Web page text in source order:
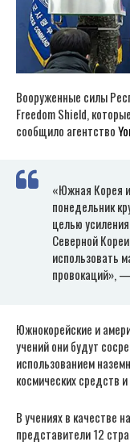
Вооруженные силы
Freedom Shield,
сообщило агентство
«Южная Корея
понедельник
целью
Северной
использовать
провокаций»,
Южнокорейские и
учений они будут
использованием
космических средств
В учениях в качестве
представители 12